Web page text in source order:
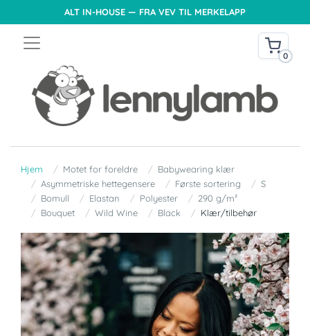
ALT IN-HOUSE — FRA VEV TIL MERKELAPP
0
Hjem Motet for foreldre
Babywearing klær
Asymmetriske hettegensere
Første sortering
S
Bomull
Elastan Polyester
290 g/m²
Bouquet
Wild Wine Black Klær/tilbehør